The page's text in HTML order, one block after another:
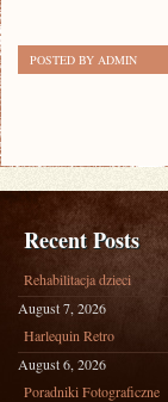
POSTED BY ADMIN
Recent Posts
Rehabilitacja dzieci
August 7, 2026
Harlequin Retro
August 6, 2026
Poradniki Fotograficzne